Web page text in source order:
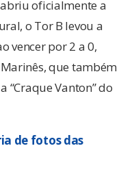
oficialmente a
o Tor B levou a
vencer por 2 a 0,
que também
“Craque Vanton” do
de fotos das